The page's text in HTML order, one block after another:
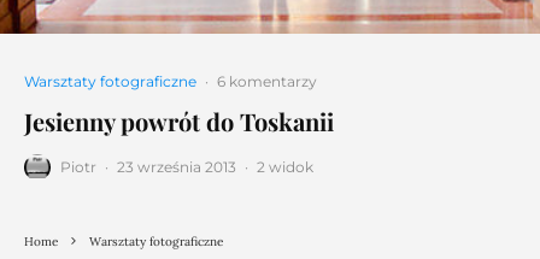
Warsztaty fotograficzne · 6 komentarzy
Jesienny powrót do Toskanii
Piotr · 23 września 2013 · 2 widok
Home Warsztaty fotograficzne